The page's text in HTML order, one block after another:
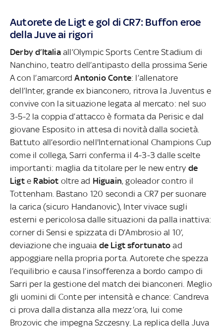
Autorete de Ligt e gol di CR7: Buffon eroe
della Juve ai rigori
Derby d’Italiaall’Olympic Sports Centre Stadium di
Nanchino, teatro dell’antipasto della prossima Serie
A con l’amarcordAntonio Conte: l’allenatore
dell’Inter, grande ex bianconero, ritrova la Juventus e
convive con la situazione legata al mercato: nel suo
3-5-2 la coppia d’attacco è formata da Perisic e dal
giovane Esposito in attesa di novità dalla società.
Battuto all’esordio nell'International Champions Cup
come il collega, Sarri conferma il 4-3-3 dalle scelte
importanti: maglia da titolare per le new entry de
Ligt e Rabiot oltre ad Higuain, goleador contro il
Tottenham. Bastano 120 secondi a CR7 per suonare
la carica (sicuro Handanovic), Inter vivace sugli
esterni e pericolosa dalle situazioni da palla inattiva:
corner di Sensi e spizzata di D’Ambrosio al 10’,
deviazione che inguaia de Ligt sfortunato ad
appoggiare nella propria porta. Autorete che spezza
l’equilibrio e causa l’insofferenza a bordo campo di
Sarri per la gestione del match dei bianconeri. Meglio
gli uomini di Conte per intensità e chance: Candreva
ci prova dalla distanza alla mezz’ora, lui come
Brozovic che impegna Szczesny. La replica della Juva